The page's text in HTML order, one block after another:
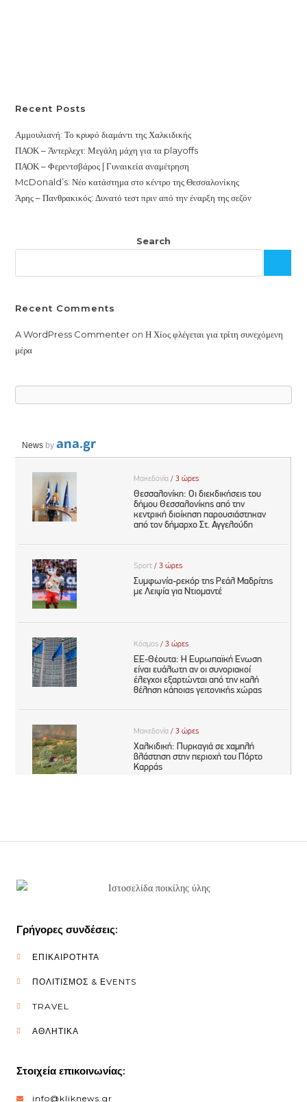
Recent Posts
Αμμουλιανή: Το κρυφό διαμάντι της Χαλκιδικής
ΠΑΟΚ – Άντερλεχτ: Μεγάλη μάχη για τα playoffs
ΠΑΟΚ – Φερεντσβάρος | Γυναικεία αναμέτρηση
McDonald’s: Νέο κατάστημα στο κέντρο της Θεσσαλονίκης
Άρης – Πανθρακικός: Δυνατό τεστ πριν από την έναρξη της σεζόν
Search
Recent Comments
A WordPress Commenter onΗ Χίος φλέγεται για τρίτη συνεχόμενη
μέρα
Γρήγορες συνδέσεις:
ΕΠΙΚΑΙΡΟΤΗΤΑ
ΠΟΛΙΤΙΣΜΟΣ & ΕVENTS
TRAVEL
ΑΘΛΗΤΙΚΑ
Στοιχεία επικοινωνίας:
info@kliknews.gr